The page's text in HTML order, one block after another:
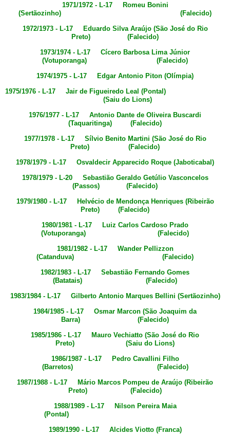
1971/1972 - L-17 Romeu Bonini
(Sertãozinho) (Falecido)
1972/1973 - L-17 Eduardo Silva Araújo (São José do Rio
Preto) (Falecido)
1973/1974 - L-17 Cícero Barbosa Lima Júnior
(Votuporanga) (Falecido)
1974/1975 - L-17 Edgar Antonio Piton (Olímpia)
1975/1976 - L-17 Jair de Figueiredo Leal (Pontal)
(Saiu do Lions)
1976/1977 - L-17 Antonio Dante de Oliveira Buscardi
(Taquaritinga) (Falecido)
1977/1978 - L-17 Sílvio Benito Martini (São José do Rio
Preto) (Falecido)
1978/1979 - L-17 Osvaldecir Apparecido Roque (Jaboticabal)
1978/1979 - L-20 Sebastião Geraldo Getúlio Vasconcelos
(Passos) (Falecido)
1979/1980 - L-17 Helvécio de Mendonça Henriques (Ribeirão
Preto) (Falecido)
1980/1981 - L-17 Luiz Carlos Cardoso Prado
(Votuporanga) (Falecido)
1981/1982 - L-17 Wander Pellizzon
(Catanduva) (Falecido)
1982/1983 - L-17 Sebastião Fernando Gomes
(Batatais) (Falecido)
1983/1984 - L-17 Gilberto Antonio Marques Bellini (Sertãozinho)
1984/1985 - L-17 Osmar Marcon (São Joaquim da
Barra) (Falecido)
1985/1986 - L-17 Mauro Vechiatto (São José do Rio
Preto) (Saiu do Lions)
1986/1987 - L-17 Pedro Cavallini Filho
(Barretos) (Falecido)
1987/1988 - L-17 Mário Marcos Pompeu de Araújo (Ribeirão
Preto) (Falecido)
1988/1989 - L-17 Nilson Pereira Maia
(Pontal)
1989/1990 - L-17 Alcides Viotto (Franca)